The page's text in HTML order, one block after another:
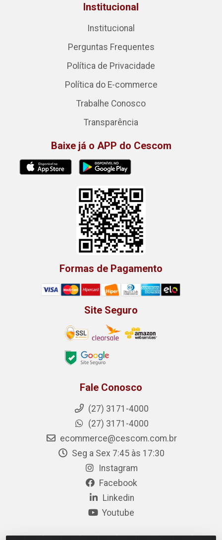
Institucional
Institucional
Perguntas Frequentes
Política de Privacidade
Política do E-commerce
Trabalhe Conosco
Transparência
Baixe já o APP do Cescom
Formas de Pagamento
Site Seguro
Fale Conosco
(27) 3171-4000
(27) 3171-4000
ecommerce@cescom.com.br
Seg a Sex 7:45 às 17:30
Instagram
Facebook
Linkedin
Youtube